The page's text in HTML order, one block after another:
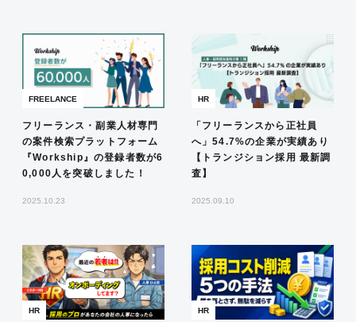
FREELANCE
フリーランス・副業人材専門
の案件検索プラットフォーム
『Workship』の登録者数が6
0,000人を突破しました！
2025.10.23
HR
「フリーランスから正社員
へ」54.7%の企業が実績あり
【トランジション採用 最新調
査】
2025.09.10
HR HR